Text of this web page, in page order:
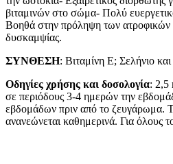
βιταμινών στο σώμα- Πολύ
Βοηθά στην πρόληψη των
δυσκαμψίας.
ΣΥΝΘΕΣΗ: Βιταμίνη Ε; Σελήνιο
Οδηγίες χρήσης και δοσολογία: 2,5
σε περιόδους 3-4 ημερών την
εβδομάδων πριν από το ζευγάρωμα.
ανανεώνεται καθημερινά. Για όλους